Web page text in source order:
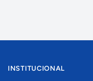
INSTITUCIONAL